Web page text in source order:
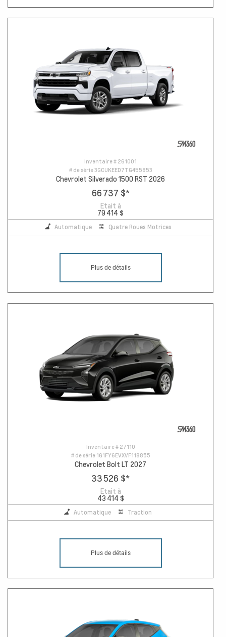
Inventaire # 261001
# de série3GCUKEED7TG455853
Chevrolet Silverado 1500 RST 2026
66 737 $*
Etait à
79 414 $
Automatique Quatre Roues Motrices
Plus de détails
Inventaire # 27110
# de série 1G1FY6EVXVF118855
Chevrolet Bolt LT 2027
33 526 $*
Etait à
43 414 $
Automatique Traction
Plus de détails